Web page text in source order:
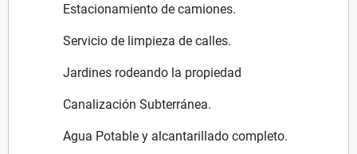
Estacionamiento de camiones.
Servicio de limpieza de calles.
Jardines rodeando la propiedad
Canalización Subterránea.
Agua Potable y alcantarillado completo.